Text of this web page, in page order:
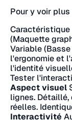
Pour y voir
Caractéristique
(Maquette
Variable
l'ergonomie et
l'identité
Tester
Aspect visuel
lignes. Détaillé,
réelles.
Interactivité